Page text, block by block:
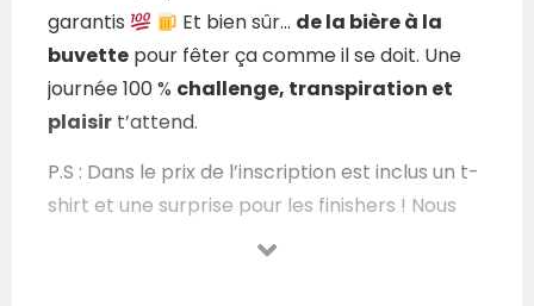
garantis
Et bien sûr… de la bière à la
buvette pour fêter ça comme il se doit. Une
journée 100 % challenge, transpiration et
plaisir t’attend.
P.S : Dans le prix de l’inscription est inclus un t-
shirt et une surprise pour les finishers ! Nous
vous attendons avec impatience pour cette